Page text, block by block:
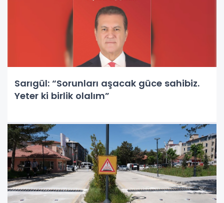
Sarıgül: “Sorunları aşacak güce sahibiz.
Yeter ki birlik olalım”